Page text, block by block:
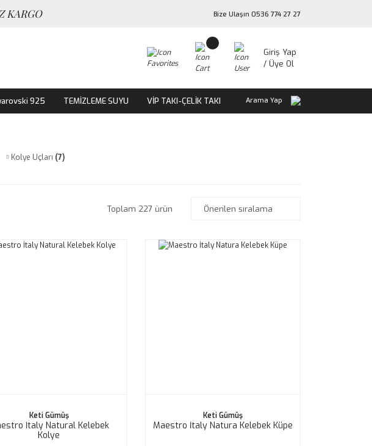
KARGO Bize Ulaşın 0536 774 27 27
Giriş Yap
/ Üye Ol
925 TEMİZLEME SUYU VİP TAKI-ÇELİK TAKI Arama Yap
Kolye Uçları (7)
Toplam 227 ürün
Keti Gümüş
İtaly Natural Kelebek
Kolye
Keti Gümüş
Maestro İtaly Natura Kelebek Küpe